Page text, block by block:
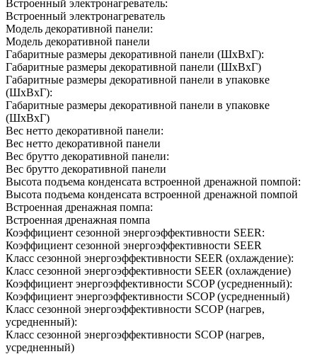
Встроенный электронагреватель:
Встроенный электронагреватель
Модель декоративной панели:
Модель декоративной панели
Габаритные размеры декоративной панели (ШxВxГ):
Габаритные размеры декоративной панели (ШxВxГ)
Габаритные размеры декоративной панели в упаковке
(ШxВxГ):
Габаритные размеры декоративной панели в упаковке
(ШxВxГ)
Вес нетто декоративной панели:
Вес нетто декоративной панели
Вес брутто декоративной панели:
Вес брутто декоративной панели
Высота подъема конденсата встроенной дренажной помпой:
Высота подъема конденсата встроенной дренажной помпой
Встроенная дренажная помпа:
Встроенная дренажная помпа
Коэффициент сезонной энергоэффективности SEER:
Коэффициент сезонной энергоэффективности SEER
Класс сезонной энергоэффективности SEER (охлаждение):
Класс сезонной энергоэффективности SEER (охлаждение)
Коэффициент энергоэффективности SCOP (усредненный):
Коэффициент энергоэффективности SCOP (усредненный)
Класс сезонной энергоэффективности SCOP (нагрев,
усредненный):
Класс сезонной энергоэффективности SCOP (нагрев,
усредненный)